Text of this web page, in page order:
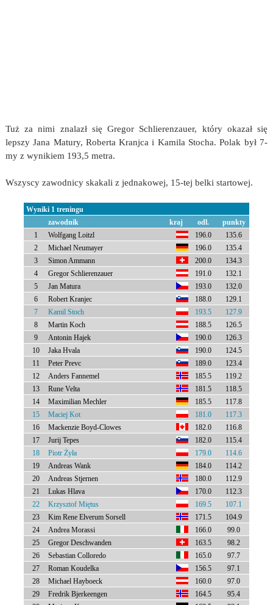
Tuż za nimi znalazł się Gregor Schlierenzauer, który okazał się
lepszy Jana Matury, Roberta Kranjca i Kamila Stocha. Polak był 7-
my z wynikiem 193,5 metra.
Wszyscy zawodnicy skakali z jednakowej, 15-tej belki startowej.
Wyniki 1 treningu
zawodnik
kraj odl.
punkty
1
Wolfgang Loitzl 196.0
135.6
2
Michael Neumayer 196.0
135.4
3
Simon Ammann 200.0
134.3
4
Gregor Schlierenzauer 191.0
132.1
5
Jan Matura 193.0
132.0
6
Robert Kranjec 188.0
129.1
7
Kamil Stoch 193.5
127.9
8
Martin Koch 188.5
126.5
9
Antonin Hajek 190.0
126.3
10
Jaka Hvala 190.0
124.5
11
Peter Prevc 189.0
123.4
12
Anders Fannemel 185.5
119.2
13
Rune Velta 181.5
118.5
14
Maximilian Mechler 185.5
117.8
15
Maciej Kot 181.0
117.3
16
Mackenzie Boyd-Clowes 182.0
116.8
17
Jurij Tepes 182.0
115.4
18
Piotr Żyła 179.0
114.6
19
Andreas Wank 184.0
114.2
20
Andreas Stjernen 180.0
112.9
21
Lukas Hlava 170.0
112.3
22
Krzysztof Miętus 169.5
107.1
23
Kim Rene Elverum Sorsell 171.5
104.9
24
Andrea Morassi 166.0
99.0
25
Gregor Deschwanden 163.5
98.2
26
Sebastian Colloredo 165.0
97.7
27
Roman Koudelka 156.5
97.1
28
Michael Hayboeck 160.0
97.0
29
Fredrik Bjerkeengen 164.5
95.4